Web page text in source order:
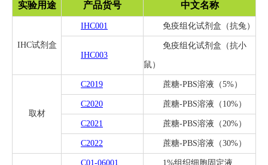
实验用途 产品货号 中文名称
IHC试剂盒
IHC001 免疫组化试剂盒（抗兔）
IHC003
免疫组化试剂盒（抗小
鼠）
取材
C2019 蔗糖-PBS溶液（5%）
C2020 蔗糖-PBS溶液（10%）
C2021 蔗糖-PBS溶液（20%）
C2022 蔗糖-PBS溶液（30%）